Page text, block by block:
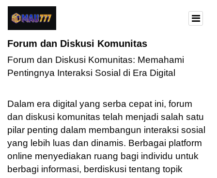
Forum dan Diskusi Komunitas
Forum dan Diskusi Komunitas: Memahami
Pentingnya Interaksi Sosial di Era Digital
Dalam era digital yang serba cepat ini, forum
dan diskusi komunitas telah menjadi salah satu
pilar penting dalam membangun interaksi sosial
yang lebih luas dan dinamis. Berbagai platform
online menyediakan ruang bagi individu untuk
berbagi informasi, berdiskusi tentang topik